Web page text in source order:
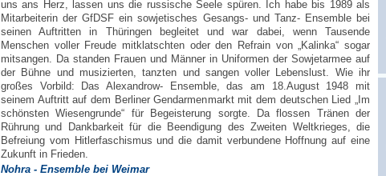
uns ans Herz, lassen uns die russische Seele spüren. Ich habe bis 1989 als
Mitarbeiterin der GfDSF ein sowjetisches Gesangs- und Tanz- Ensemble bei
seinen Auftritten in Thüringen begleitet und war dabei, wenn Tausende
Menschen voller Freude mitklatschten oder den Refrain von „Kalinka“ sogar
mitsangen. Da standen Frauen und Männer in Uniformen der Sowjetarmee auf
der Bühne und musizierten, tanzten und sangen voller Lebenslust. Wie ihr
großes Vorbild: Das Alexandrow- Ensemble, das am 18.August 1948 mit
seinem Auftritt auf dem Berliner Gendarmenmarkt mit dem deutschen Lied „Im
schönsten Wiesengrunde“ für Begeisterung sorgte. Da flossen Tränen der
Rührung und Dankbarkeit für die Beendigung des Zweiten Weltkrieges, die
Befreiung vom Hitlerfaschismus und die damit verbundene Hoffnung auf eine
Zukunft in Frieden.
Nohra - Ensemble bei Weimar